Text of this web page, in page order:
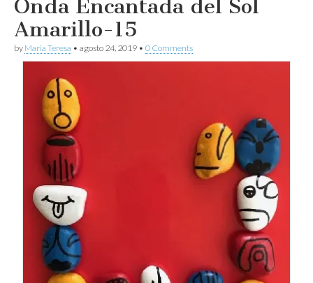
encantada
Onda Encantada del Sol
Amarillo-15
by Maria Teresa • agosto 24, 2019 • 0 Comments